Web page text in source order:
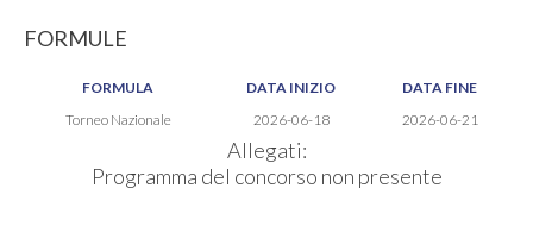
FORMULE
FORMULA DATA INIZIO
DATA FINE
Torneo Nazionale
2026-06-18 2026-06-21
Allegati:
Programma del concorso non presente